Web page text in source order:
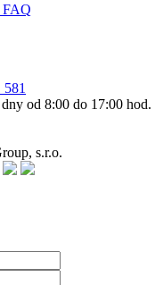
FAQ
od 8:00 do 17:00 hod.
s.r.o.